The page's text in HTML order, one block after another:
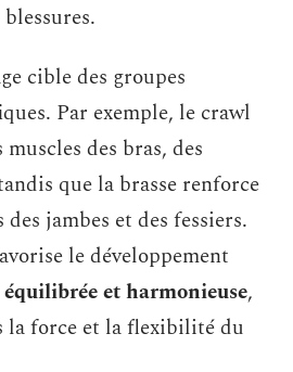
cible des groupes
Par exemple, le crawl
des bras, des
que la brasse renforce
jambes et des fessiers.
le développement
équilibrée et harmonieuse,
la force et la flexibilité du